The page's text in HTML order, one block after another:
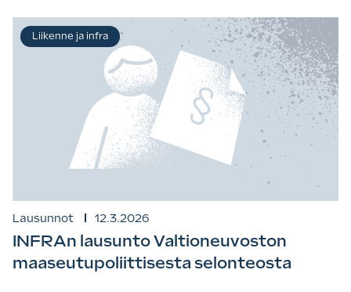
Lausunnot 12.3.2026
INFRAn lausunto Valtioneuvoston
maaseutupoliittisesta selonteosta
Liikenne ja infra